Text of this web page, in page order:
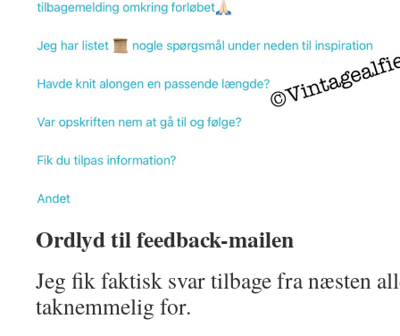
Ordlyd til feedback-mailen
Jeg fik faktisk svar tilbage fra næsten
taknemmelig for.